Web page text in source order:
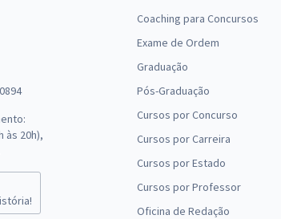
R$ 57,98
à vista
R$ 21,98
(-20%)
Comprar
às 20h),
Coaching para Concursos
Exame de Ordem
Graduação
Pós-Graduação
Cursos por Concurso
Cursos por Carreira
Cursos por Estado
Cursos por Professor
Oficina de Redação